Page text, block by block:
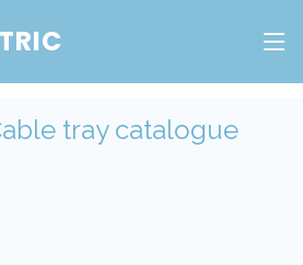
tray catalogue
ко всем сервисам "Онлайн